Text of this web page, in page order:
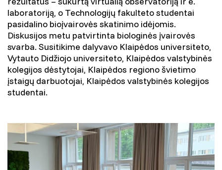
laboratoriją, o Technologijų fakulteto studentai
pasidalino bioįvairovės skatinimo idėjomis.
Diskusijos metu patvirtinta biologinės įvairovės
svarba. Susitikime dalyvavo Klaipėdos universiteto,
Vytauto Didžiojo universiteto, Klaipėdos valstybinės
kolegijos dėstytojai, Klaipėdos regiono švietimo
įstaigų darbuotojai, Klaipėdos valstybinės kolegijos
studentai.